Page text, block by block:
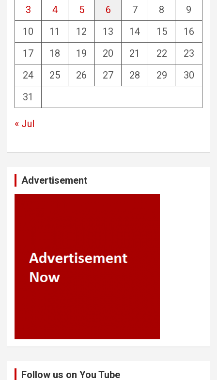
3
4 5 6 7 8
9
10
11 12 13 14 15
16
17
18 19 20 21 22
23
24
25 26 27 28 29
30
31
« Jul
Advertisement
Follow us on You Tube